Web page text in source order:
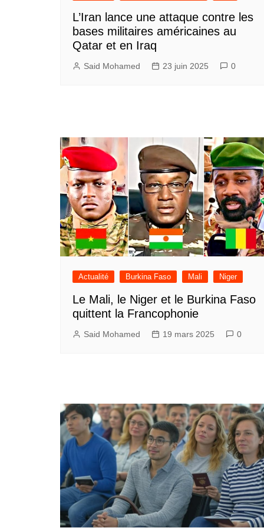
L’Iran lance une attaque contre les
bases militaires américaines au
Qatar et en Iraq
Said Mohamed 23 juin 2025 0
Actualité Burkina Faso Mali Niger
Le Mali, le Niger et le Burkina Faso
quittent la Francophonie
Said Mohamed 19 mars 2025 0